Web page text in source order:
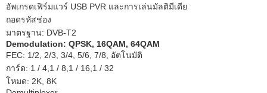
อัพเกรดเฟิร์มแวร์ USB PVR และการเล่นมัลติมีเดีย
ถอดรหัสช่อง
มาตรฐาน: DVB-T2
Demodulation: QPSK, 16QAM, 64QAM
FEC: 1/2, 2/3, 3/4, 5/6, 7/8, อัตโนมัติ
การ์ด: 1 / 4,1 / 8,1 / 16,1 / 32
โหมด: 2K, 8K